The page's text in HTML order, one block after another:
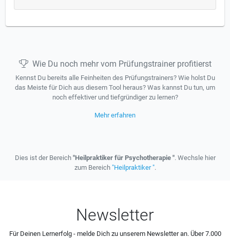
Wie Du noch mehr vom Prüfungstrainer profitierst
Kennst Du bereits alle Feinheiten des Prüfungstrainers? Wie holst Du
das Meiste für Dich aus diesem Tool heraus? Was kannst Du tun, um
noch effektiver und tiefgründiger zu lernen?
Mehr erfahren
Dies ist der Bereich "Heilpraktiker für Psychotherapie ". Wechsle hier
zum Bereich "Heilpraktiker ".
Newsletter
Für Deinen Lernerfolg - melde Dich zu unserem Newsletter an. Über 7.000